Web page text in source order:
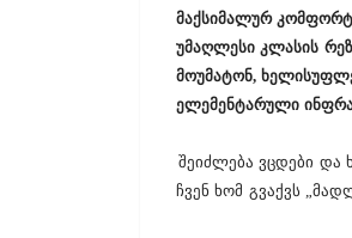
მაქსიმალურ
უმაღლესი კლასის
მოუმატონ,
ელემენტარული
შეიძლება ვცდები და
ჩვენ ხომ გვაქვს